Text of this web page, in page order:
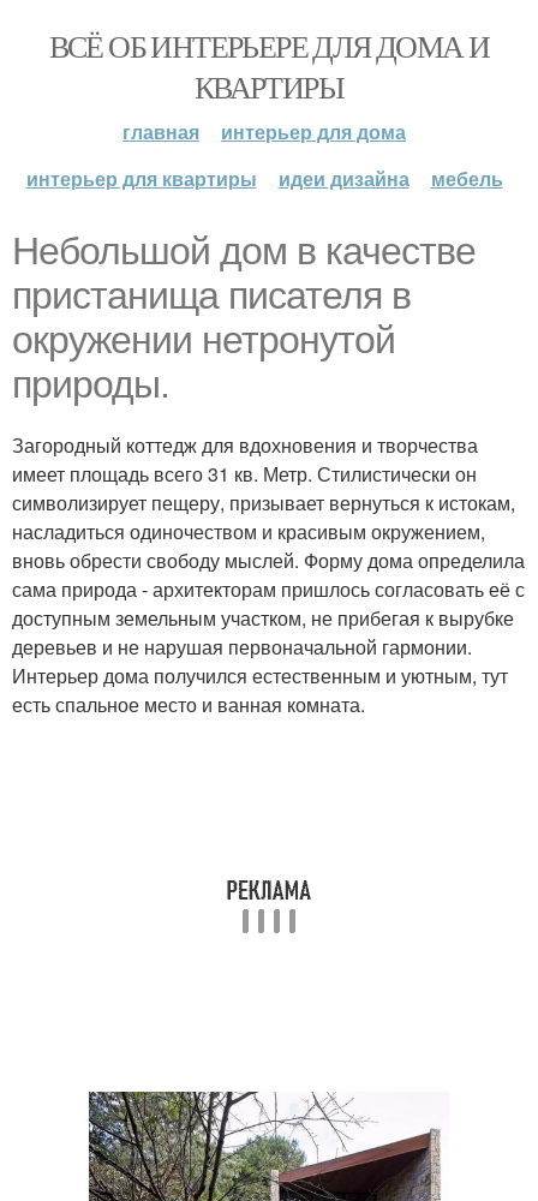
ВСЁ ОБ ИНТЕРЬЕРЕ ДЛЯ ДОМА И
КВАРТИРЫ
главная
интерьер для дома
интерьер для квартиры
идеи дизайна мебель
Небольшой дом в качестве
пристанища писателя в
окружении нетронутой
природы.
Загородный коттедж для вдохновения и творчества
имеет площадь всего 31 кв. Метр. Стилистически он
символизирует пещеру, призывает вернуться к истокам,
насладиться одиночеством и красивым окружением,
вновь обрести свободу мыслей. Форму дома определила
сама природа - архитекторам пришлось согласовать её с
доступным земельным участком, не прибегая к вырубке
деревьев и не нарушая первоначальной гармонии.
Интерьер дома получился естественным и уютным, тут
есть спальное место и ванная комната.